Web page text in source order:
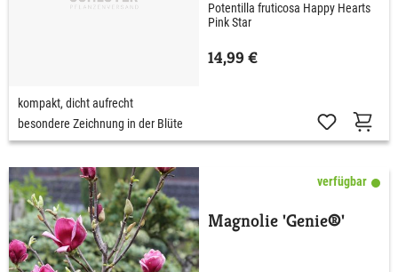
Potentilla fruticosa Happy Hearts
Pink Star
14,99 €
kompakt, dicht aufrecht
besondere Zeichnung in der Blüte
verfügbar
Magnolie 'Genie®'